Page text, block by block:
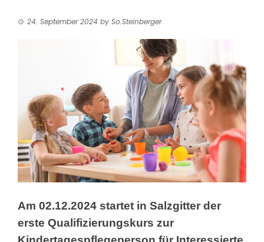
24. September 2024 by So.Steinberger
Am 02.12.2024 startet in Salzgitter der
erste Qualifizierungskurs zur